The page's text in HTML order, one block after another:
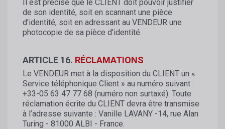
Il est précisé que le CLIENT doit pouvoir justifier
de son identité, soit en scannant une pièce
d'identité, soit en adressant au VENDEUR une
photocopie de sa pièce d’identité.
ARTICLE 16. RÉCLAMATIONS
Le VENDEUR met à la disposition du CLIENT un «
Service téléphonique Client » au numéro suivant :
+33-05 63 47 77 68 (numéro non surtaxé). Toute
réclamation écrite du CLIENT devra être transmise
à l’adresse suivante : Vanille LAVANY -14, rue Alan
Turing - 81000 ALBI - France.